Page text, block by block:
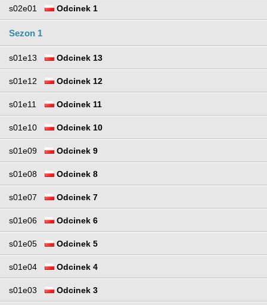
s02e01 Odcinek 1
Sezon 1
s01e13 Odcinek 13
s01e12 Odcinek 12
s01e11 Odcinek 11
s01e10 Odcinek 10
s01e09 Odcinek 9
s01e08 Odcinek 8
s01e07 Odcinek 7
s01e06 Odcinek 6
s01e05 Odcinek 5
s01e04 Odcinek 4
s01e03 Odcinek 3